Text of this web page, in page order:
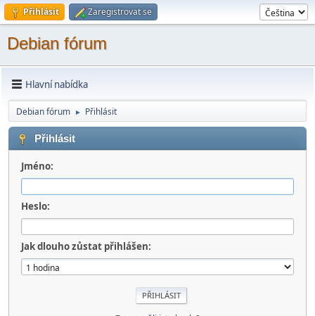
Přihlásit Zaregistrovat se
Debian fórum
Hlavní nabídka
Debian fórum ► Přihlásit
Přihlásit
Jméno:
Heslo:
Jak dlouho zůstat přihlášen: